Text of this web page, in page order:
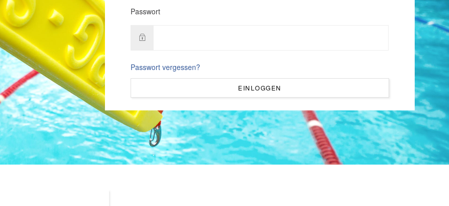
Passwort
Passwort vergessen?